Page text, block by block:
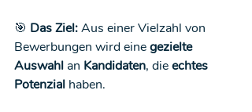
🎯 Das Ziel: Aus einer Vielzahl von
Bewerbungen wird eine gezielte
Auswahl an Kandidaten, die echtes
Potenzial haben.